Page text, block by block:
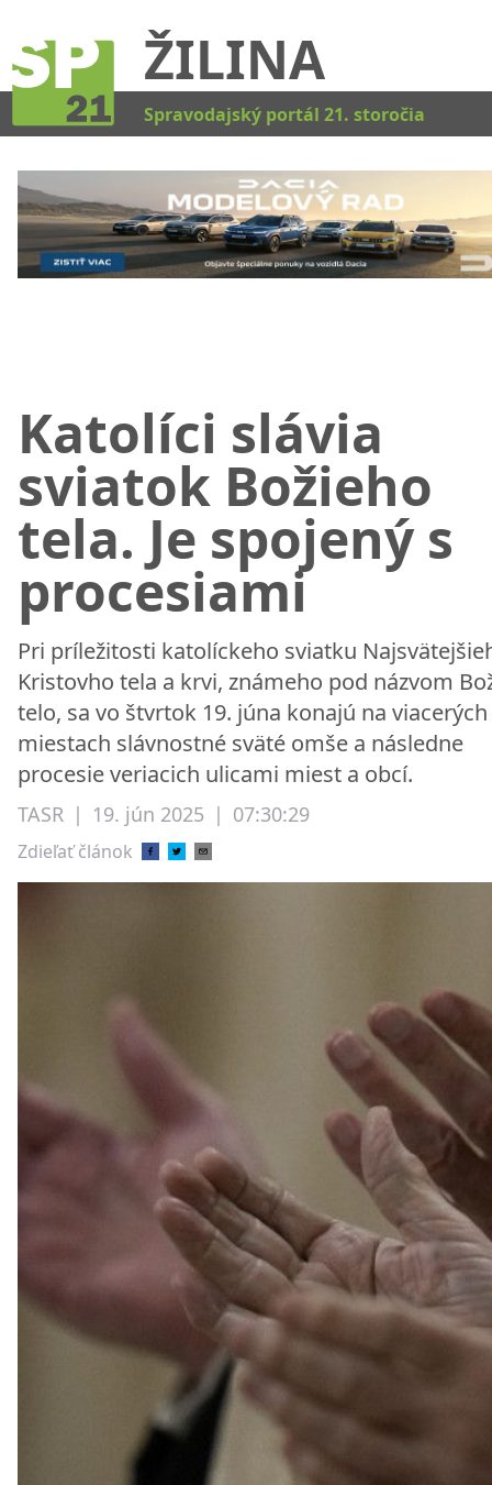
ŽILINA
Spravodajský portál 21. storočia
Katolíci slávia
sviatok Božieho
tela. Je spojený s
procesiami
Pri príležitosti katolíckeho sviatku
Kristovho tela a krvi, známeho pod názvom
telo, sa vo štvrtok 19. júna konajú na viacerých
miestach slávnostné sväté omše a následne
procesie veriacich ulicami miest a obcí.
TASR | 19. jún 2025 | 07:30:29
Zdieľať článok